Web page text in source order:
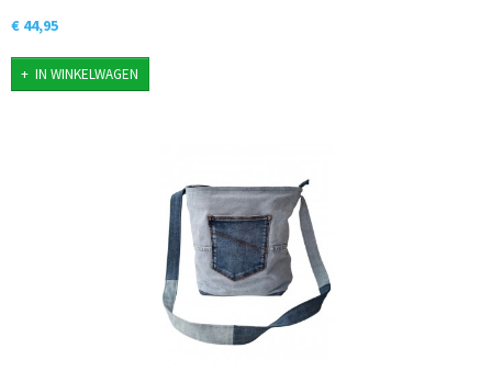
€ 44,95
IN WINKELWAGEN